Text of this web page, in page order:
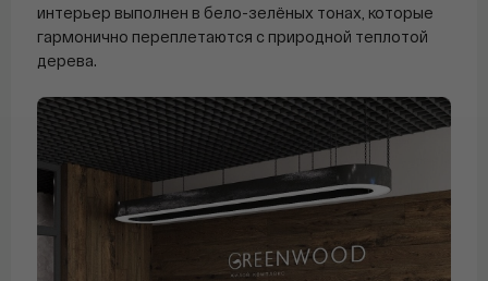
интерьер выполнен в бело-зелёных тонах, которые
гармонично переплетаются с природной теплотой
дерева.